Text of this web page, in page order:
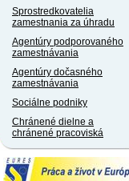
Sprostredkovatelia
zamestnania za úhradu
Agentúry podporovaného
zamestnávania
Agentúry dočasného
zamestnávania
Sociálne podniky
Chránené dielne a
chránené pracoviská